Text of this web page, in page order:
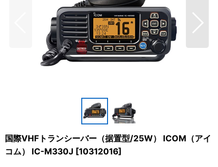
国際VHFトランシーバー（据置型/25W） ICOM（アイ
コム） IC-M330J [10312016]